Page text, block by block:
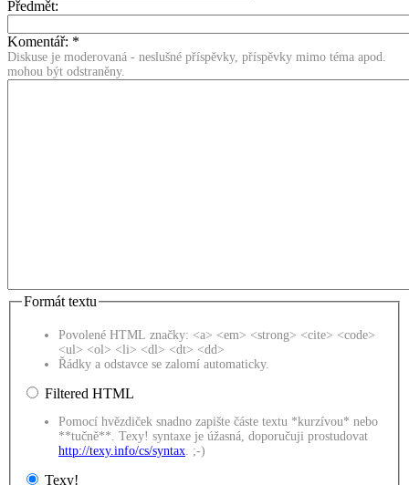
Předmět:
Komentář: *
Diskuse je moderovaná - neslušné příspěvky, příspěvky mimo téma apod.
mohou být odstraněny.
Formát textu
Povolené HTML značky: <a> <em> <strong> <cite> <code>
<ul> <ol> <li> <dl> <dt> <dd>
Řádky a odstavce se zalomí automaticky.
Filtered HTML
Pomocí hvězdiček snadno zapište částe textu *kurzívou* nebo
**tučně**. Texy! syntaxe je úžasná, doporučuji prostudovat
http://texy.info/cs/syntax . ;-)
Texy!